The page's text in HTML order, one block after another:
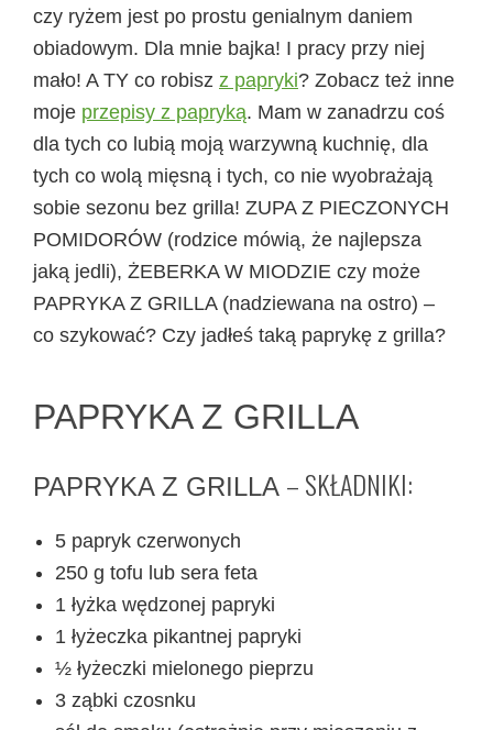
czy ryżem jest po prostu genialnym daniem
obiadowym. Dla mnie bajka! I pracy przy niej
mało! A TY co robisz z papryki? Zobacz też inne
moje przepisy z papryką. Mam w zanadrzu coś
dla tych co lubią moją warzywną kuchnię, dla
tych co wolą mięsną i tych, co nie wyobrażają
sobie sezonu bez grilla! ZUPA Z PIECZONYCH
POMIDORÓW (rodzice mówią, że najlepsza
jaką jedli), ŻEBERKA W MIODZIE czy może
PAPRYKA Z GRILLA (nadziewana na ostro) –
co szykować? Czy jadłeś taką paprykę z grilla?
PAPRYKA Z GRILLA
PAPRYKA Z GRILLA – SKŁADNIKI:
5 papryk czerwonych
250 g tofu lub sera feta
1 łyżka wędzonej papryki
1 łyżeczka pikantnej papryki
½ łyżeczki mielonego pieprzu
3 ząbki czosnku